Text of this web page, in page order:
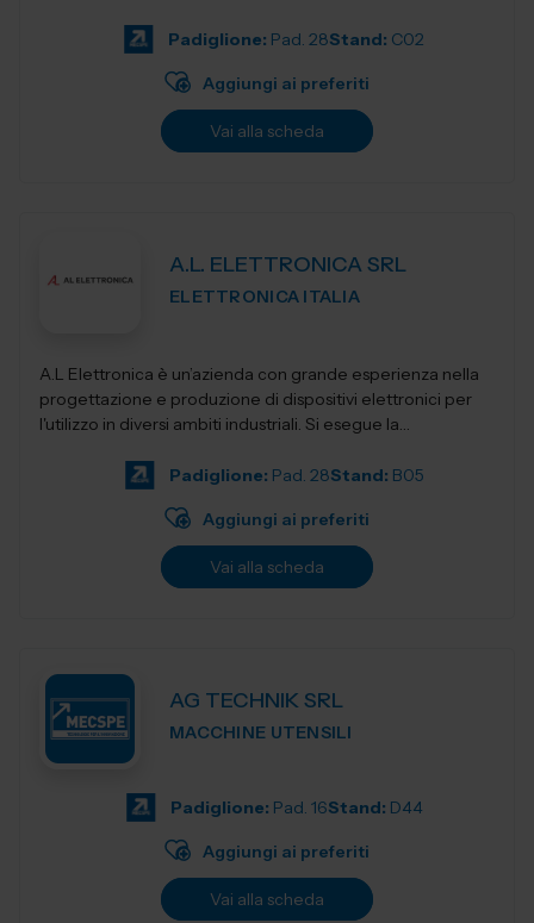
Padiglione: Pad. 28Stand: C02
Aggiungi ai preferiti
Vai alla scheda
A.L. ELETTRONICA SRL
ELETTRONICA ITALIA
A.L Elettronica è un’azienda con grande esperienza nella
progettazione e produzione di dispositivi elettronici per
l'utilizzo in diversi ambiti industriali. Si esegue la
Padiglione: Pad. 28Stand: B05
Aggiungi ai preferiti
Vai alla scheda
AG TECHNIK SRL
MACCHINE UTENSILI
Padiglione: Pad. 16Stand: D44
Aggiungi ai preferiti
Vai alla scheda